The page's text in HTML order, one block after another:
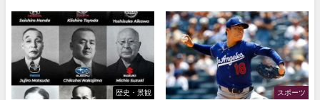
歴史・景観 スポーツ